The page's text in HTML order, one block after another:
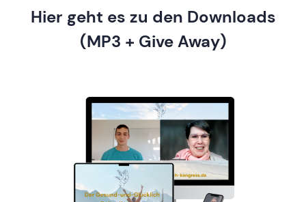
Hier geht es zu den Downloads
(MP3 + Give Away)